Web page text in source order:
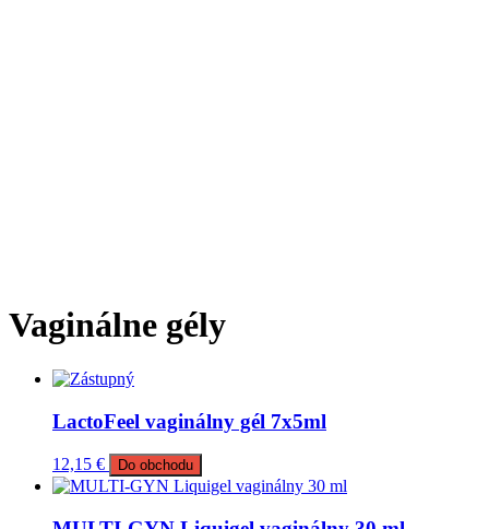
Vaginálne gély
LactoFeel vaginálny gél 7x5ml
12,15 € Do obchodu